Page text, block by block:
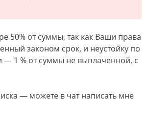
50% от суммы, так как Ваши права
законом срок, и неустойку по
— 1 % от суммы не выплаченной, с
— можете в чат написать мне